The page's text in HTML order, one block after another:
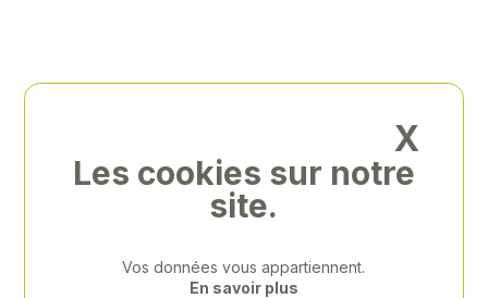
X
Les cookies sur notre
site.
Vos données vous appartiennent.
En savoir plus